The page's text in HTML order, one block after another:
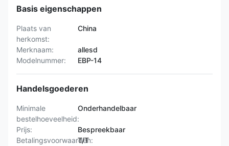
Basis eigenschappen
Plaats van
herkomst:
China
Merknaam:
allesd
Modelnummer:
EBP-14
Handelsgoederen
Minimale
bestelhoeveelheid:
Onderhandelbaar
Prijs:
Bespreekbaar
Betalingsvoorwaarden:
T/T